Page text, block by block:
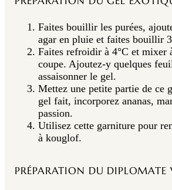
Faites bouillir les purées,
agar en pluie et faites bouillir
Faites refroidir à 4°C et mixer
coupe. Ajoutez‑y quelques
assaisonner le gel.
Mettez une petite partie de ce
gel fait, incorporez ananas,
passion.
Utilisez cette garniture pour
à kouglof.
PRÉPARATION DU